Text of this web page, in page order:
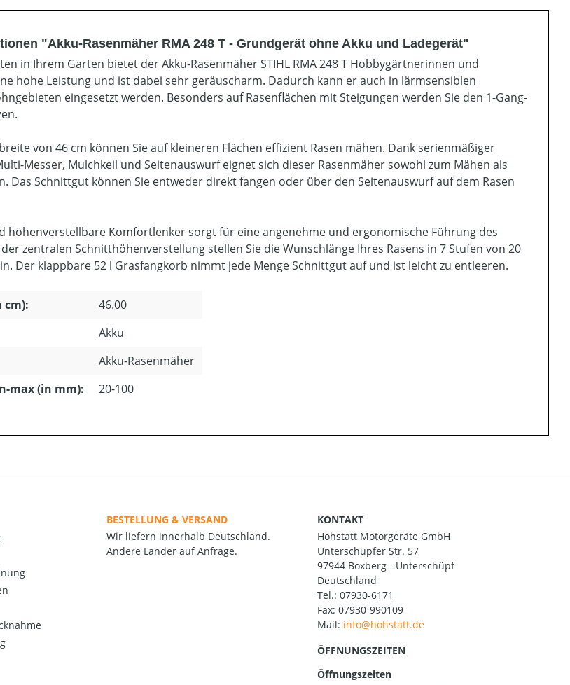
"Akku-Rasenmäher RMA 248 T - Grundgerät ohne Akku und Ladegerät"
in Ihrem Garten bietet der Akku-Rasenmäher STIHL RMA 248 T Hobbygärtnerinnen und
hohe Leistung und ist dabei sehr geräuscharm. Dadurch kann er auch in lärmsensiblen
eingesetzt werden. Besonders auf Rasenflächen mit Steigungen werden Sie den 1-Gang-
von 46 cm können Sie auf kleineren Flächen effizient Rasen mähen. Dank serienmäßiger
Messer, Mulchkeil und Seitenauswurf eignet sich dieser Rasenmäher sowohl zum Mähen als
Das Schnittgut können Sie entweder direkt fangen oder über den Seitenauswurf auf dem Rasen
höhenverstellbare Komfortlenker sorgt für eine angenehme und ergonomische Führung des
zentralen Schnitthöhenverstellung stellen Sie die Wunschlänge Ihres Rasens in 7 Stufen von 20
Der klappbare 52 l Grasfangkorb nimmt jede Menge Schnittgut auf und ist leicht zu entleeren.
cm):
46.00
Akku
Akku-Rasenmäher
max (in mm):
20-100
BESTELLUNG & VERSAND
Wir liefern innerhalb Deutschland.
Andere Länder auf Anfrage.
KONTAKT
Hohstatt Motorgeräte GmbH
Unterschüpfer Str. 57
97944 Boxberg - Unterschüpf
Deutschland
Tel.: 07930-6171
Fax: 07930-990109
Mail:
ÖFFNUNGSZEITEN
Öffnungszeiten